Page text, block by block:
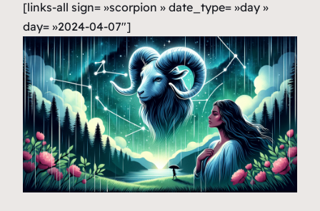
[links-all sign= »scorpion » date_type= »day »
day= »2024-04-07″]